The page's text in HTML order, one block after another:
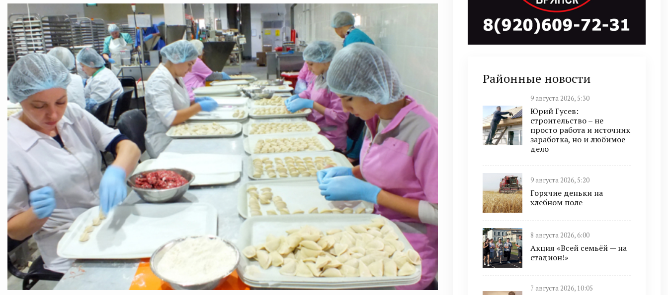
Районные новости
9 августа 2026, 5:30
Юрий Гусев:
строительство – не
просто работа и источник
заработка, но и любимое
дело
9 августа 2026, 5:20
Горячие деньки на
хлебном поле
8 августа 2026, 6:00
Акция «Всей семьёй — на
стадион!»
7 августа 2026, 10:05